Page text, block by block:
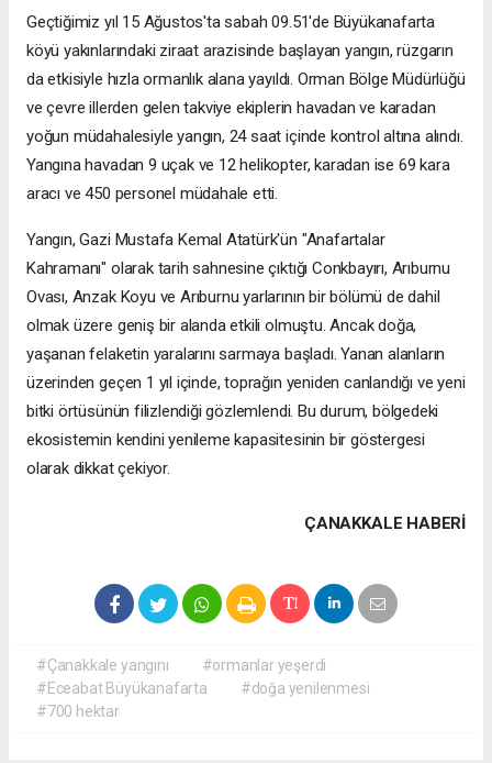
Geçtiğimiz yıl 15 Ağustos'ta sabah 09.51'de Büyükanafarta
köyü yakınlarındaki ziraat arazisinde başlayan yangın, rüzgarın
da etkisiyle hızla ormanlık alana yayıldı. Orman Bölge Müdürlüğü
ve çevre illerden gelen takviye ekiplerin havadan ve karadan
yoğun müdahalesiyle yangın, 24 saat içinde kontrol altına alındı.
Yangına havadan 9 uçak ve 12 helikopter, karadan ise 69 kara
aracı ve 450 personel müdahale etti.
Yangın, Gazi Mustafa Kemal Atatürk'ün "Anafartalar
Kahramanı" olarak tarih sahnesine çıktığı Conkbayırı, Arıburnu
Ovası, Anzak Koyu ve Arıburnu yarlarının bir bölümü de dahil
olmak üzere geniş bir alanda etkili olmuştu. Ancak doğa,
yaşanan felaketin yaralarını sarmaya başladı. Yanan alanların
üzerinden geçen 1 yıl içinde, toprağın yeniden canlandığı ve yeni
bitki örtüsünün filizlendiği gözlemlendi. Bu durum, bölgedeki
ekosistemin kendini yenileme kapasitesinin bir göstergesi
olarak dikkat çekiyor.
ÇANAKKALE HABERİ
#Çanakkale yangını
#ormanlar yeşerdi
#Eceabat Büyükanafarta
#doğa yenilenmesi
#700 hektar